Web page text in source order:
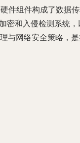
件组件构成了数据传
密和入侵检测系统
与网络安全策略，